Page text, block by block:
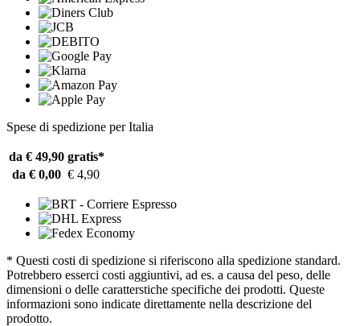
Spese di spedizione per Italia
da € 49,90 gratis*
da € 0,00 € 4,90
* Questi costi di spedizione si riferiscono alla spedizione standard.
Potrebbero esserci costi aggiuntivi, ad es. a causa del peso, delle
dimensioni o delle caratterstiche specifiche dei prodotti. Queste
informazioni sono indicate direttamente nella descrizione del
prodotto.